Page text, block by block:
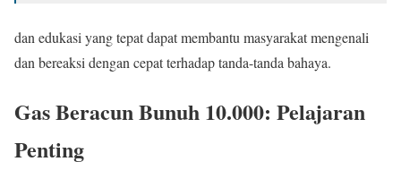
dan edukasi yang tepat dapat membantu masyarakat mengenali
dan bereaksi dengan cepat terhadap tanda-tanda bahaya.
Gas Beracun Bunuh 10.000: Pelajaran
Penting